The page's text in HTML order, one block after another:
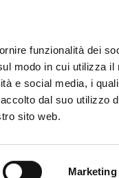
funzionalità dei
modo in cui utilizza il
e social media, i
dal suo utilizzo
sito web.
Marketing
Raton
Beach -
Voir le plan